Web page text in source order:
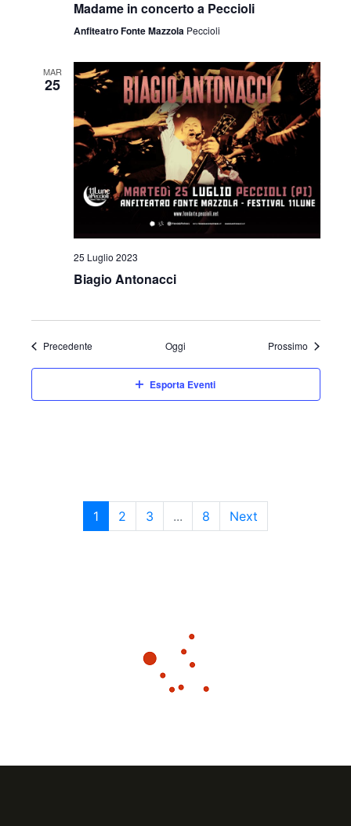
Madame in concerto a Peccioli
Anfiteatro Fonte Mazzola Peccioli
MAR
25
25 Luglio 2023
Biagio Antonacci
PrecedenteEventi Oggi Prossimo Eventi
Esporta Eventi
1 2 3 ... 8 Next